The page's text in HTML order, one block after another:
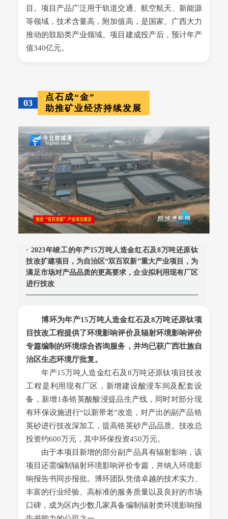
目。项目产品广泛用于轨道交通、航空航天、新能源
等领域，技术含量高，附加值高，是国家、广西大力
推动的鼓励类产业领域。项目建成投产后，预计年产
值340亿元。
03
点石成“金”
助推矿业经济持续发展
· 2023年竣工的年产15万吨人造金红石及8万吨还原钛
技改扩建项目，为自治区“双百双新”重大产业项目，为
满足市场对产品品质的更高要求，企业拟利用现有厂区
进行技改
博环为年产15万吨人造金红石及8万吨还原钛项
目技改工程提供了环境影响评价及辐射环境影响评价
专篇编制的环境综合咨询服务，并均已获广西壮族自
治区生态环境厅批复。
年产15万吨人造金红石及8万吨还原钛项目技改
工程是利用现有厂区，新增建设酸浸车间及配套设
备，新增1条锆英酸酸浸提品生产线，同时对部分现
有环保设施进行“以新带老”改造，对产出的副产品锆
英砂进行技改深加工，提高锆英砂产品品质。技改总
投资约600万元，其中环保投资450万元。
由于本项目新增的部分副产品具有辐射影响，该
项目还需编制辐射环境影响评价专篇，并纳入环境影
响报告书同步报批。博环团队凭借卓越的技术实力、
丰富的行业经验、高标准的服务质量以及良好的市场
口碑，成为区内少数几家具备编制辐射类环境影响报